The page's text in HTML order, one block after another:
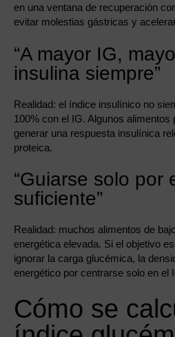
en una ventana de recuperación
evitar molestias gástricas y
“A mayor IG,
insulina siempre”
Realidad: el índice insulínico no
100% con el IG. Algunos alimentos
generar una respuesta insulínica
proteica.
“Guiarse solo por
suficiente”
Realidad: muchos alimentos de
energética elevada. Si el objetivo
ignorar la carga glucémica, la
energético por centrarse solo en el
Cómo se